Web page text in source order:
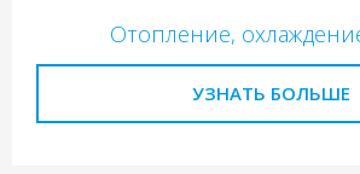
Отопление,
УЗНАТЬ БОЛЬШЕ